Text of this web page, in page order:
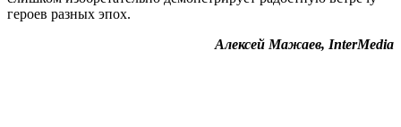
героев разных эпох.
Алексей Мажаев, InterMedia